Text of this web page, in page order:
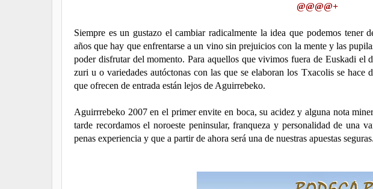
@@@@+
Siempre es un gustazo el cambiar radicalmente la idea que podemos tener
años que hay que enfrentarse a un vino sin prejuicios con la mente y las
poder disfrutar del momento. Para aquellos que vivimos fuera de Euskadi el
zuri u o variedades autóctonas con las que se elaboran los Txacolis se hace
que ofrecen de entrada están lejos de Aguirrebeko.
Aguirrrebeko 2007 en el primer envite en boca, su acidez y alguna nota
tarde recordamos el noroeste peninsular, franqueza y personalidad de una
penas experiencia y que a partir de ahora será una de nuestras apuestas seguras.